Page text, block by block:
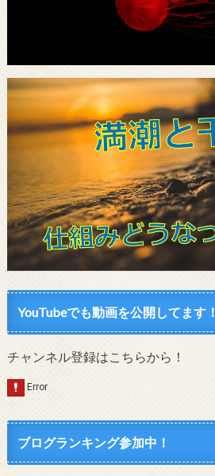
YouTubeでも動画を公開してます！
チャンネル登録はこちらから！
ブログランキング参加中！